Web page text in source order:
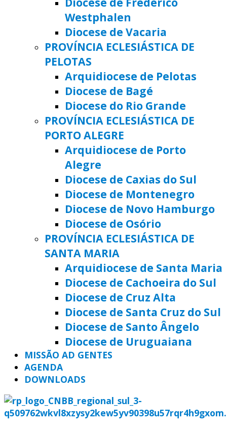
Westphalen
Diocese de Vacaria
PROVÍNCIA ECLESIÁSTICA DE
PELOTAS
Arquidiocese de Pelotas
Diocese de Bagé
Diocese do Rio Grande
PROVÍNCIA ECLESIÁSTICA DE
PORTO ALEGRE
Arquidiocese de Porto
Alegre
Diocese de Caxias do Sul
Diocese de Montenegro
Diocese de Novo Hamburgo
Diocese de Osório
PROVÍNCIA ECLESIÁSTICA DE
SANTA MARIA
Arquidiocese de Santa Maria
Diocese de Cachoeira do Sul
Diocese de Cruz Alta
Diocese de Santa Cruz do Sul
Diocese de Santo Ângelo
Diocese de Uruguaiana
MISSÃO AD GENTES
AGENDA
DOWNLOADS